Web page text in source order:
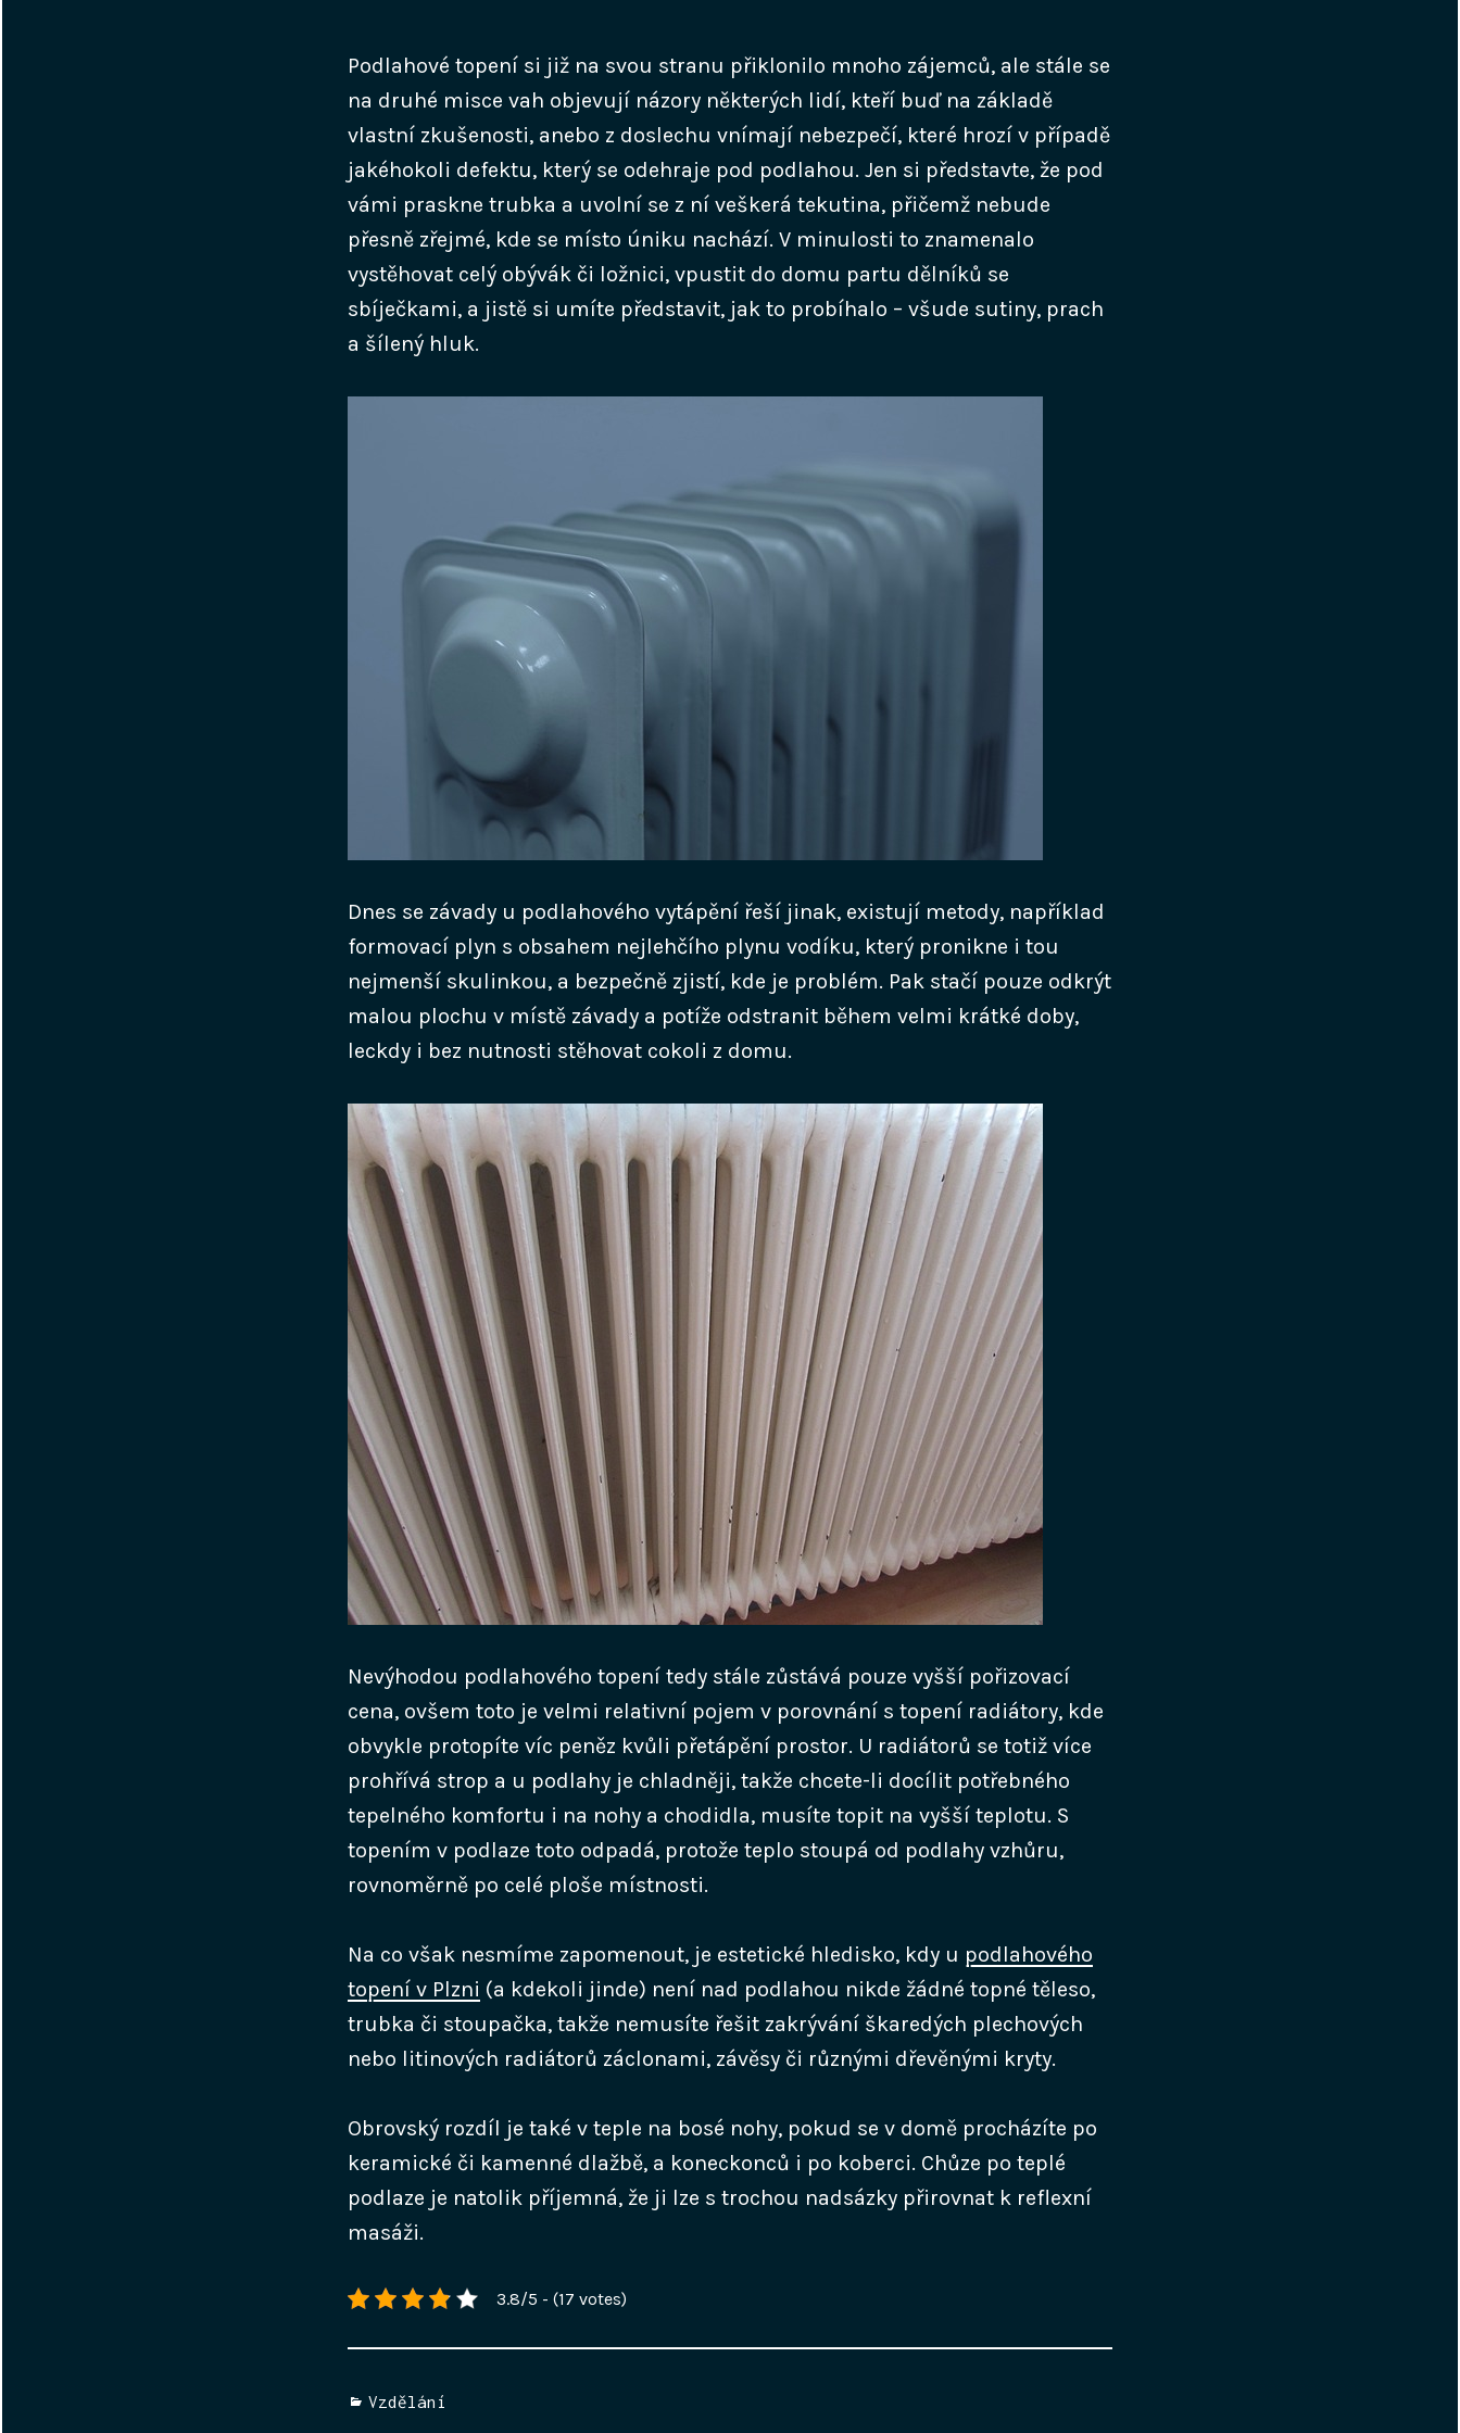
Podlahové topení si již na svou stranu přiklonilo mnoho zájemců, ale stále se
na druhé misce vah objevují názory některých lidí, kteří buď na základě
vlastní zkušenosti, anebo z doslechu vnímají nebezpečí, které hrozí v případě
jakéhokoli defektu, který se odehraje pod podlahou. Jen si představte, že pod
vámi praskne trubka a uvolní se z ní veškerá tekutina, přičemž nebude
přesně zřejmé, kde se místo úniku nachází. V minulosti to znamenalo
vystěhovat celý obývák či ložnici, vpustit do domu partu dělníků se
sbíječkami, a jistě si umíte představit, jak to probíhalo – všude sutiny, prach
a šílený hluk.
Dnes se závady u podlahového vytápění řeší jinak, existují metody, například
formovací plyn s obsahem nejlehčího plynu vodíku, který pronikne i tou
nejmenší skulinkou, a bezpečně zjistí, kde je problém. Pak stačí pouze odkrýt
malou plochu v místě závady a potíže odstranit během velmi krátké doby,
leckdy i bez nutnosti stěhovat cokoli z domu.
Nevýhodou podlahového topení tedy stále zůstává pouze vyšší pořizovací
cena, ovšem toto je velmi relativní pojem v porovnání s topení radiátory, kde
obvykle protopíte víc peněz kvůli přetápění prostor. U radiátorů se totiž více
prohřívá strop a u podlahy je chladněji, takže chcete-li docílit potřebného
tepelného komfortu i na nohy a chodidla, musíte topit na vyšší teplotu. S
topením v podlaze toto odpadá, protože teplo stoupá od podlahy vzhůru,
rovnoměrně po celé ploše místnosti.
Na co však nesmíme zapomenout, je estetické hledisko, kdy u podlahového
topení v Plzni (a kdekoli jinde) není nad podlahou nikde žádné topné těleso,
trubka či stoupačka, takže nemusíte řešit zakrývání škaredých plechových
nebo litinových radiátorů záclonami, závěsy či různými dřevěnými kryty.
Obrovský rozdíl je také v teple na bosé nohy, pokud se v domě procházíte po
keramické či kamenné dlažbě, a koneckonců i po koberci. Chůze po teplé
podlaze je natolik příjemná, že ji lze s trochou nadsázky přirovnat k reflexní
masáži.
3.8/5 - (17 votes)
Categories
Vzdělání